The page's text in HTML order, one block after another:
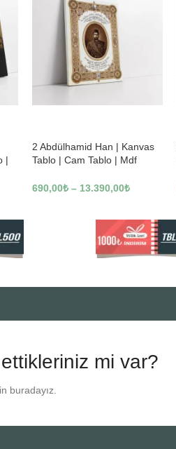
|
2 Abdülhamid Han | Kanvas
Tablo | Cam Tablo | Mdf
690,00₺ – 13.390,00₺
mi var?
buradayız.